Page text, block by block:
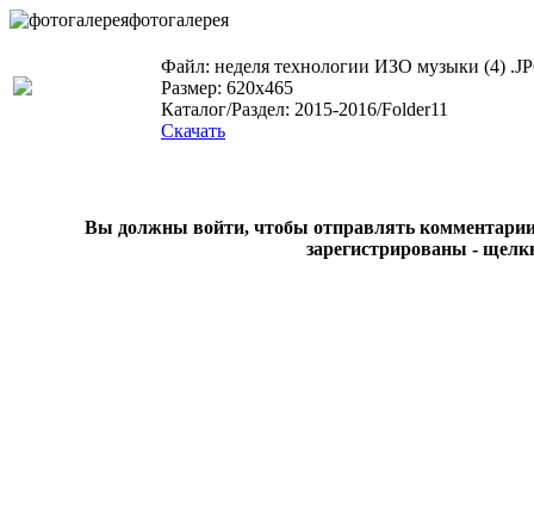
фотогалерея
Файл: неделя технологии ИЗО музыки (4)
Размер: 620x465
Каталог/Раздел: 2015-2016/Folder11
Скачать
Вы должны войти, чтобы отправлять комментарии
зарегистрированы -